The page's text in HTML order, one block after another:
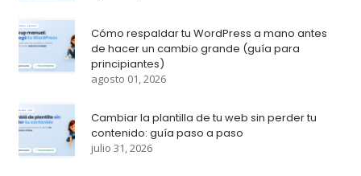
Cómo respaldar tu WordPress a mano antes
de hacer un cambio grande (guía para
principiantes)
agosto 01, 2026
Cambiar la plantilla de tu web sin perder tu
contenido: guía paso a paso
julio 31, 2026